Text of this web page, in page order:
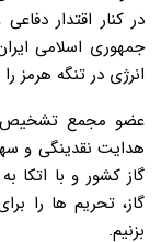
در کنار اقتدار
جمهوری اسلامی
انرژی در تنگه هرمز
عضو مجمع تشخیص
هدایت نقدینگی و
گاز کشور و با اتکا
گاز، تحریم ها را
بزنیم.